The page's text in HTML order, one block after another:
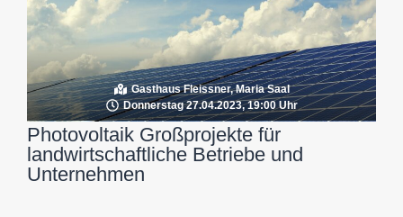
Gasthaus Fleissner, Maria Saal
Donnerstag 27.04.2023, 19:00 Uhr
Photovoltaik Großprojekte für
landwirtschaftliche Betriebe und
Unternehmen